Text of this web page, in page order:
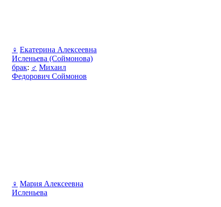
♀ Екатерина Алексеевна
Исленьева (Соймонова)
брак: ♂ Михаил
Федорович Соймонов
♀ Мария Алексеевна
Исленьева